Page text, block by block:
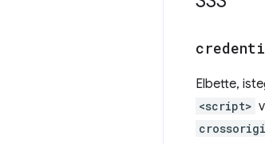
Elbette,
<script>